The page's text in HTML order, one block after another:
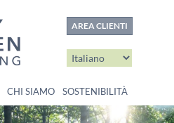
AREA CLIENTI
CHI SIAMO SOSTENIBILITÀ